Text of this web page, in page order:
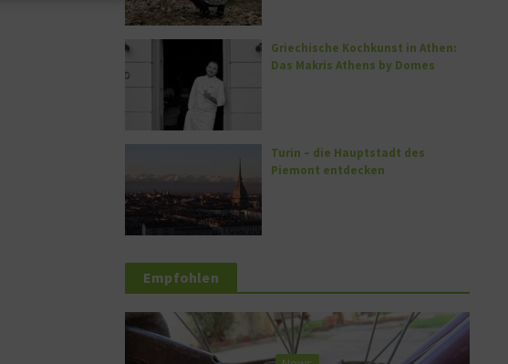
Griechische Kochkunst in Athen:
Das Makris Athens by Domes
Turin – die Hauptstadt des
Piemont entdecken
Empfohlen